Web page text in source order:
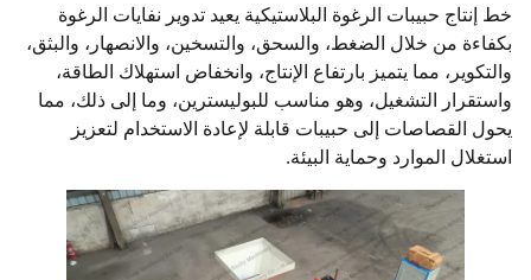
خط إنتاج حبيبات الرغوة البلاستيكية يعيد تدوير نفايات الرغوة
بكفاءة من خلال الضغط، والسحق، والتسخين، والانصهار، والبثق،
والتكوير، مما يتميز بارتفاع الإنتاج، وانخفاض استهلاك الطاقة،
واستقرار التشغيل، وهو مناسب للبوليسترين، وما إلى ذلك، مما
يحول القصاصات إلى حبيبات قابلة لإعادة الاستخدام لتعزيز
استغلال الموارد وحماية البيئة.